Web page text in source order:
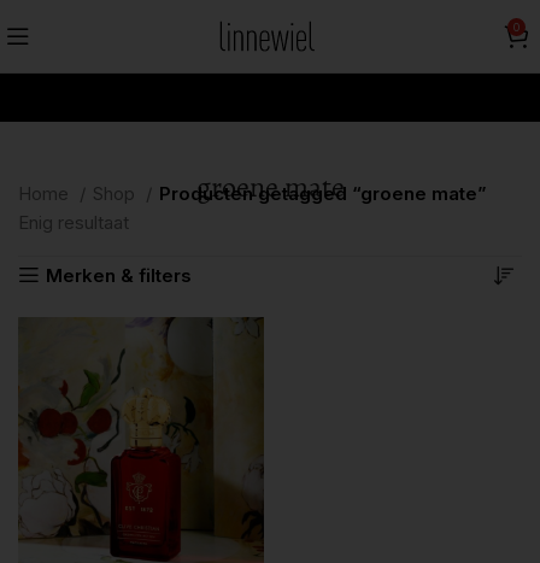
0
groene mate
Home Shop
Producten getagged “groene mate”
Enig resultaat
Merken & filters